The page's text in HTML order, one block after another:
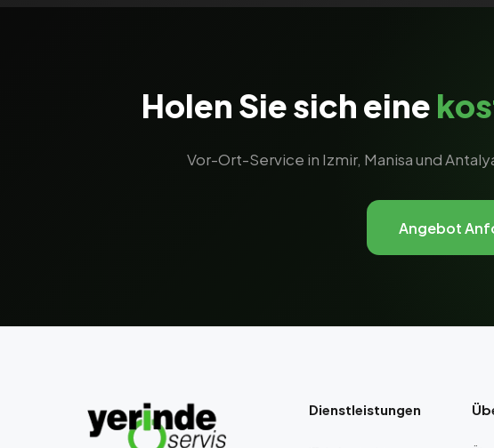
Holen Sie sich eine
Vor-Ort-Service in Izmir, Manisa und
Angebot
Dienstleistungen